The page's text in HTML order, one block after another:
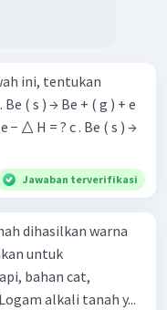
ini, tentukan
− △ H = ? c . Be ( s ) →
Jawaban terverifikasi
dihasilkan warna
untuk
bahan cat,
alkali tanah y...